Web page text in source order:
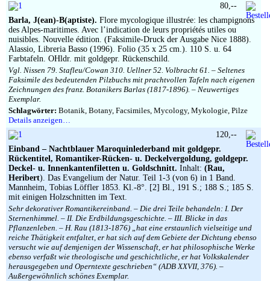
Barla, J(ean)-B(aptiste). Flore mycologique illustrée: les champignons
des Alpes-maritimes. Avec l’indication de leurs propriétés utiles ou
nuisibles. Nouvelle édition. (Faksimile-Druck der Ausgabe Nice 1888).
Alassio, Libreria Basso (1996). Folio (35 x 25 cm.). 110 S. u. 64
Farbtafeln. OHldr. mit goldgepr. Rückenschild.
Vgl. Nissen 79. Stafleu/Cowan 310. Uellner 52. Volbracht 61. – Seltenes
Faksimile des bedeutenden Pilzbuchs mit prachtvollen Tafeln nach eigenen
Zeichnungen des franz. Botanikers Barlas (1817-1896). – Neuwertiges
Exemplar.
Schlagwörter: Botanik, Botany, Facsimiles, Mycology, Mykologie, Pilze
Details anzeigen…
80,--
Einband – Nachtblauer Maroquinlederband mit goldgepr.
Rückentitel, Romantiker-Rücken- u. Deckelvergoldung, goldgepr.
Deckel- u. Innenkantenfiletten u. Goldschnitt. Inhalt: (Rau,
Heribert). Das Evangelium der Natur. Teil 1-3 (von 6) in 1 Band.
Mannheim, Tobias Löffler 1853. Kl.-8°. [2] Bl., 191 S.; 188 S.; 185 S.
mit einigen Holzschnitten im Text.
Sehr dekorativer Romantikereinband. – Die drei Teile behandeln: I. Der
Sternenhimmel. – II. Die Erdbildungsgeschichte. – III. Blicke in das
Pflanzenleben. – H. Rau (1813-1876) „hat eine erstaunlich vielseitige und
reiche Thätigkeit entfaltet, er hat sich auf dem Gebiete der Dichtung ebenso
versucht wie auf demjenigen der Wissenschaft, er hat philosophische Werke
ebenso verfaßt wie theologische und geschichtliche, er hat Volkskalender
herausgegeben und Operntexte geschrieben“ (ADB XXVII, 376). –
Außergewöhnlich schönes Exemplar.
120,--